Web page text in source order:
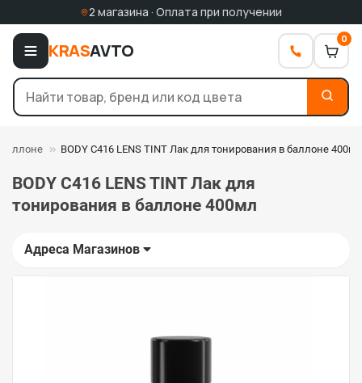
2 магазина · Оплата при получении
KRASAVTO
0
BODY C416 LENS TINT Лак для тонирования в баллоне 400мл
BODY C416 LENS TINT Лак для
тонирования в баллоне 400мл
Адреса Магазинов